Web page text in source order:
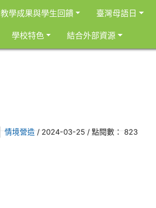
教學成果與學生回饋 臺灣母語日
學校特色 結合外部資源
情境營造/ 2024-03-25 / 點閱數： 823